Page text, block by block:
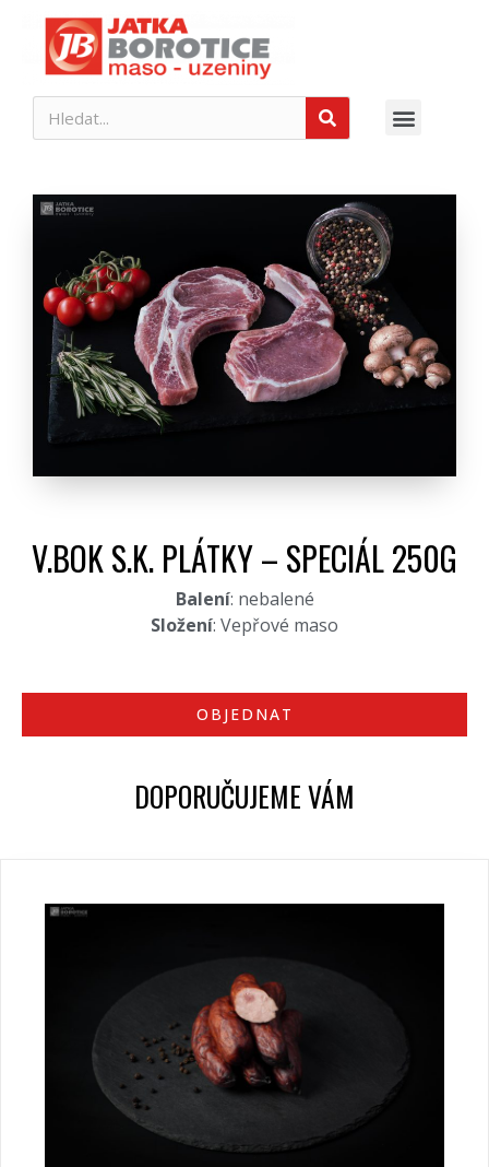
V.BOK S.K. PLÁTKY – SPECIÁL 250G
Balení: nebalené
Složení: Vepřové maso
OBJEDNAT
DOPORUČUJEME VÁM